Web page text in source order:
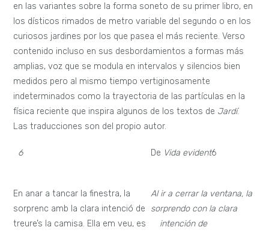
en las variantes sobre la forma soneto de su primer libro, en
los dísticos rimados de metro variable del segundo o en los
curiosos jardines por los que pasea el más reciente. Verso
contenido incluso en sus desbordamientos a formas más
amplias, voz que se modula en intervalos y silencios bien
medidos pero al mismo tiempo vertiginosamente
indeterminados como la trayectoria de las partículas en la
física reciente que inspira algunos de los textos de Jardí.
Las traducciones son del propio autor.
6
En anar a tancar la finestra, la
sorprenc amb la clara intenció de
treure’s la camisa. Ella em veu, es
De Vida evident6
Al ir a cerrar la ventana, la
sorprendo con la clara
intención de